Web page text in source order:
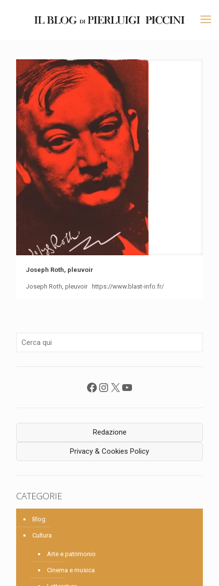
Joseph Roth, pleuvoir
Joseph Roth, pleuvoir https://www.blast-info.fr/
Facebook
Instagram
X YouTube
Redazione
Privacy & Cookies Policy
CATEGORIE
Blog
Cultura
Arte e patrimonio
Cinema e musica